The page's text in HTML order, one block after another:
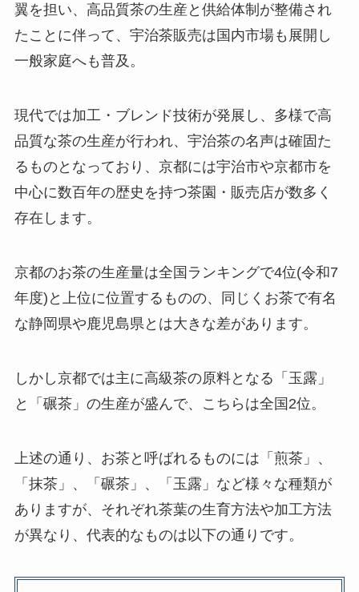
翼を担い、高品質茶の生産と供給体制が整備され
たことに伴って、宇治茶販売は国内市場も展開し
一般家庭へも普及。
現代では加工・ブレンド技術が発展し、多様で高
品質な茶の生産が行われ、宇治茶の名声は確固た
るものとなっており、京都には宇治市や京都市を
中心に数百年の歴史を持つ茶園・販売店が数多く
存在します。
京都のお茶の生産量は全国ランキングで4位(令和7
年度)と上位に位置するものの、同じくお茶で有名
な静岡県や鹿児島県とは大きな差があります。
しかし京都では主に高級茶の原料となる「玉露」
と「碾茶」の生産が盛んで、こちらは全国2位。
上述の通り、お茶と呼ばれるものには「煎茶」、
「抹茶」、「碾茶」、「玉露」など様々な種類が
ありますが、それぞれ茶葉の生育方法や加工方法
が異なり、代表的なものは以下の通りです。